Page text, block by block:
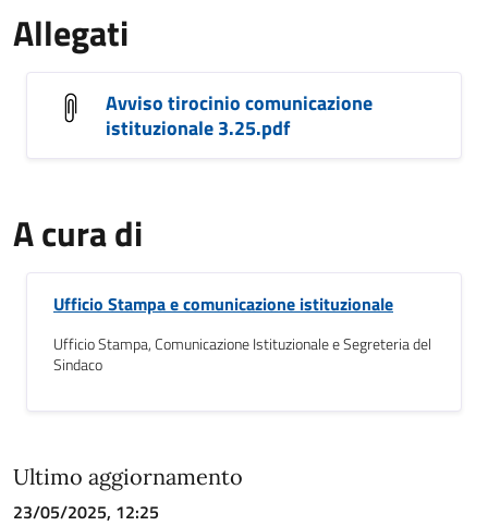
Allegati
Avviso tirocinio comunicazione
istituzionale 3.25.pdf
A cura di
Ufficio Stampa e comunicazione istituzionale
Ufficio Stampa, Comunicazione Istituzionale e Segreteria del
Sindaco
Ultimo aggiornamento
23/05/2025, 12:25